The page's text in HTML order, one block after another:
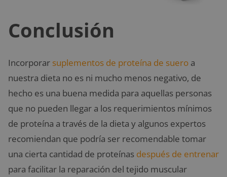
Conclusión
Incorporar suplementos de proteína de suero a
nuestra dieta no es ni mucho menos negativo, de
hecho es una buena medida para aquellas personas
que no pueden llegar a los requerimientos mínimos
de proteína a través de la dieta y algunos expertos
recomiendan que podría ser recomendable tomar
una cierta cantidad de proteínas después de entrenar
para facilitar la reparación del tejido muscular